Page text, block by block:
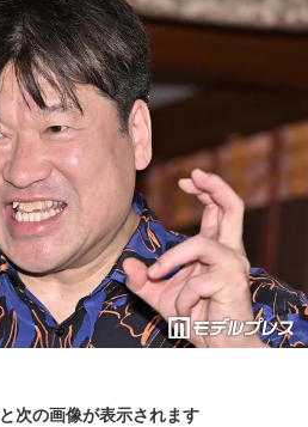
次の画像が表示されます